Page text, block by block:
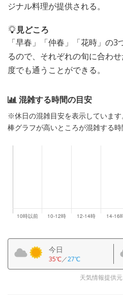
ジナル料理が提供される。
見どころ
「早春」「仲春」「花時」の
るので、それぞれの旬に合わ
度でも通うことができる。
混雑する時間の目安
※休日の混雑目安を表示しています
棒グラフが高いところが混雑する時
今日
35℃／27℃
天気情報提供